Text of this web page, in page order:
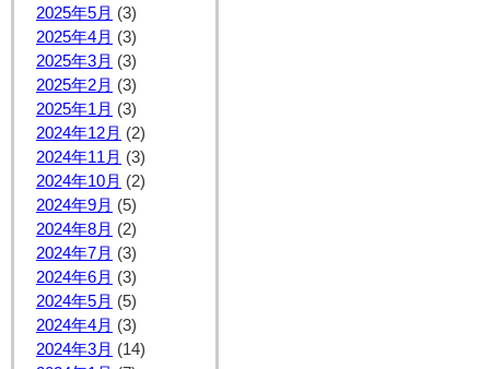
2025年5月 (3)
2025年4月 (3)
2025年3月 (3)
2025年2月 (3)
2025年1月 (3)
2024年12月 (2)
2024年11月 (3)
2024年10月 (2)
2024年9月 (5)
2024年8月 (2)
2024年7月 (3)
2024年6月 (3)
2024年5月 (5)
2024年4月 (3)
2024年3月 (14)